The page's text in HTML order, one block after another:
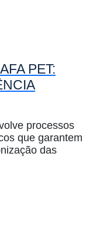
PET:
processos
que garantem
das